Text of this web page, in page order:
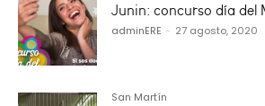
Junin: concurso día del
adminERE - 27 agosto, 2020
San Martín